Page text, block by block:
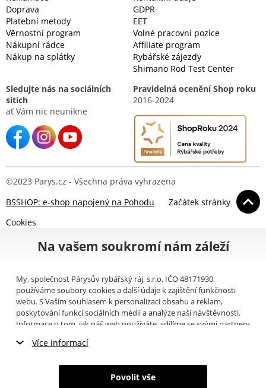
Doprava
Platební metody
Věrnostní program
Nákupní rádce
Nákup na splátky
GDPR
EET
Volné pracovní pozice
Affiliate program
Rybářské zájezdy
Shimano Rod Test Center
Sledujte nás na sociálních
sítích
ať Vám nic neunikne
Pravidelná ocenění Shop roku
2016-2024
©2023 Parys.cz - Všechna práva vyhrazena
BSSHOP: e-shop napojený na Pohodu
Začátek stránky
Cookies
Na vašem soukromí nám záleží
My, společnost Párysův rybářský ráj, s.r.o. IČO 48171930,
používáme soubory cookies a další údaje k zajištění funkčnosti
webu. S Vaším souhlasem k personalizaci obsahu a reklam,
poskytování funkcí sociálních médií a analýze naší návštěvnosti.
Informace o tom, jak náš web používáte, sdílíme se svými partnery
můžete přečíst, jak tyto informace Google používá. Partneři tyto
poskytli nebo které získali v důsledku toho, že používáte jejich
služby. Tyto údaje zahrnují cookies, data z dalších úložišť, IP
Více informací
Nezbytné cookies
Povolit vše